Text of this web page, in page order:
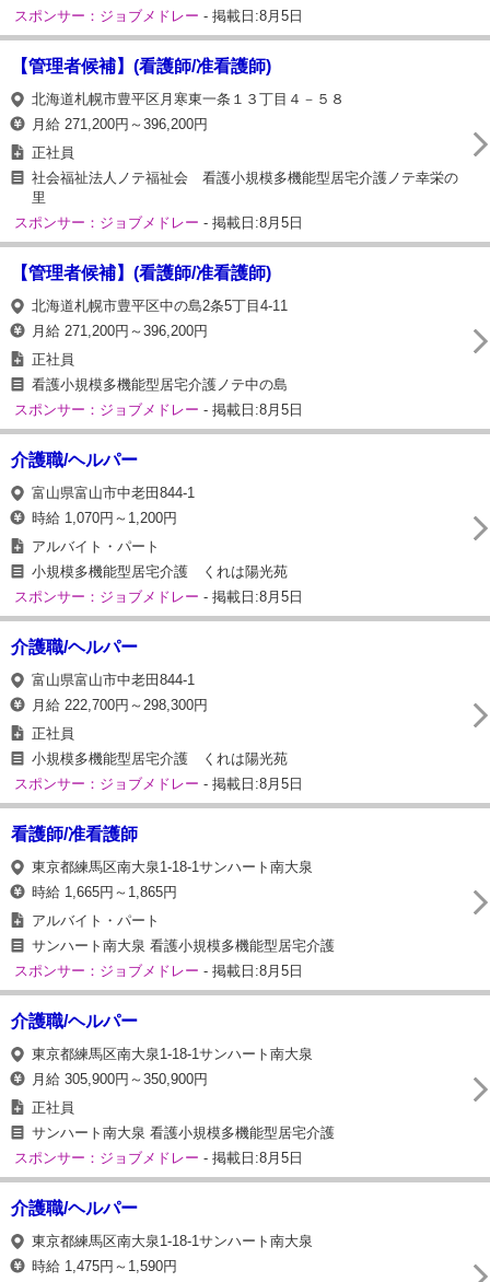
スポンサー：ジョブメドレー - 掲載日:8月5日
【管理者候補】(看護師/准看護師)
北海道札幌市豊平区月寒東一条１３丁目４－５８
月給 271,200円～396,200円
正社員
社会福祉法人ノテ福祉会 看護小規模多機能型居宅介護ノテ幸栄の
里
スポンサー：ジョブメドレー - 掲載日:8月5日
【管理者候補】(看護師/准看護師)
北海道札幌市豊平区中の島2条5丁目4-11
月給 271,200円～396,200円
正社員
看護小規模多機能型居宅介護ノテ中の島
スポンサー：ジョブメドレー - 掲載日:8月5日
介護職/ヘルパー
富山県富山市中老田844-1
時給 1,070円～1,200円
アルバイト・パート
小規模多機能型居宅介護 くれは陽光苑
スポンサー：ジョブメドレー - 掲載日:8月5日
介護職/ヘルパー
富山県富山市中老田844-1
月給 222,700円～298,300円
正社員
小規模多機能型居宅介護 くれは陽光苑
スポンサー：ジョブメドレー - 掲載日:8月5日
看護師/准看護師
東京都練馬区南大泉1-18-1サンハート南大泉
時給 1,665円～1,865円
アルバイト・パート
サンハート南大泉 看護小規模多機能型居宅介護
スポンサー：ジョブメドレー - 掲載日:8月5日
介護職/ヘルパー
東京都練馬区南大泉1-18-1サンハート南大泉
月給 305,900円～350,900円
正社員
サンハート南大泉 看護小規模多機能型居宅介護
スポンサー：ジョブメドレー - 掲載日:8月5日
介護職/ヘルパー
東京都練馬区南大泉1-18-1サンハート南大泉
時給 1,475円～1,590円